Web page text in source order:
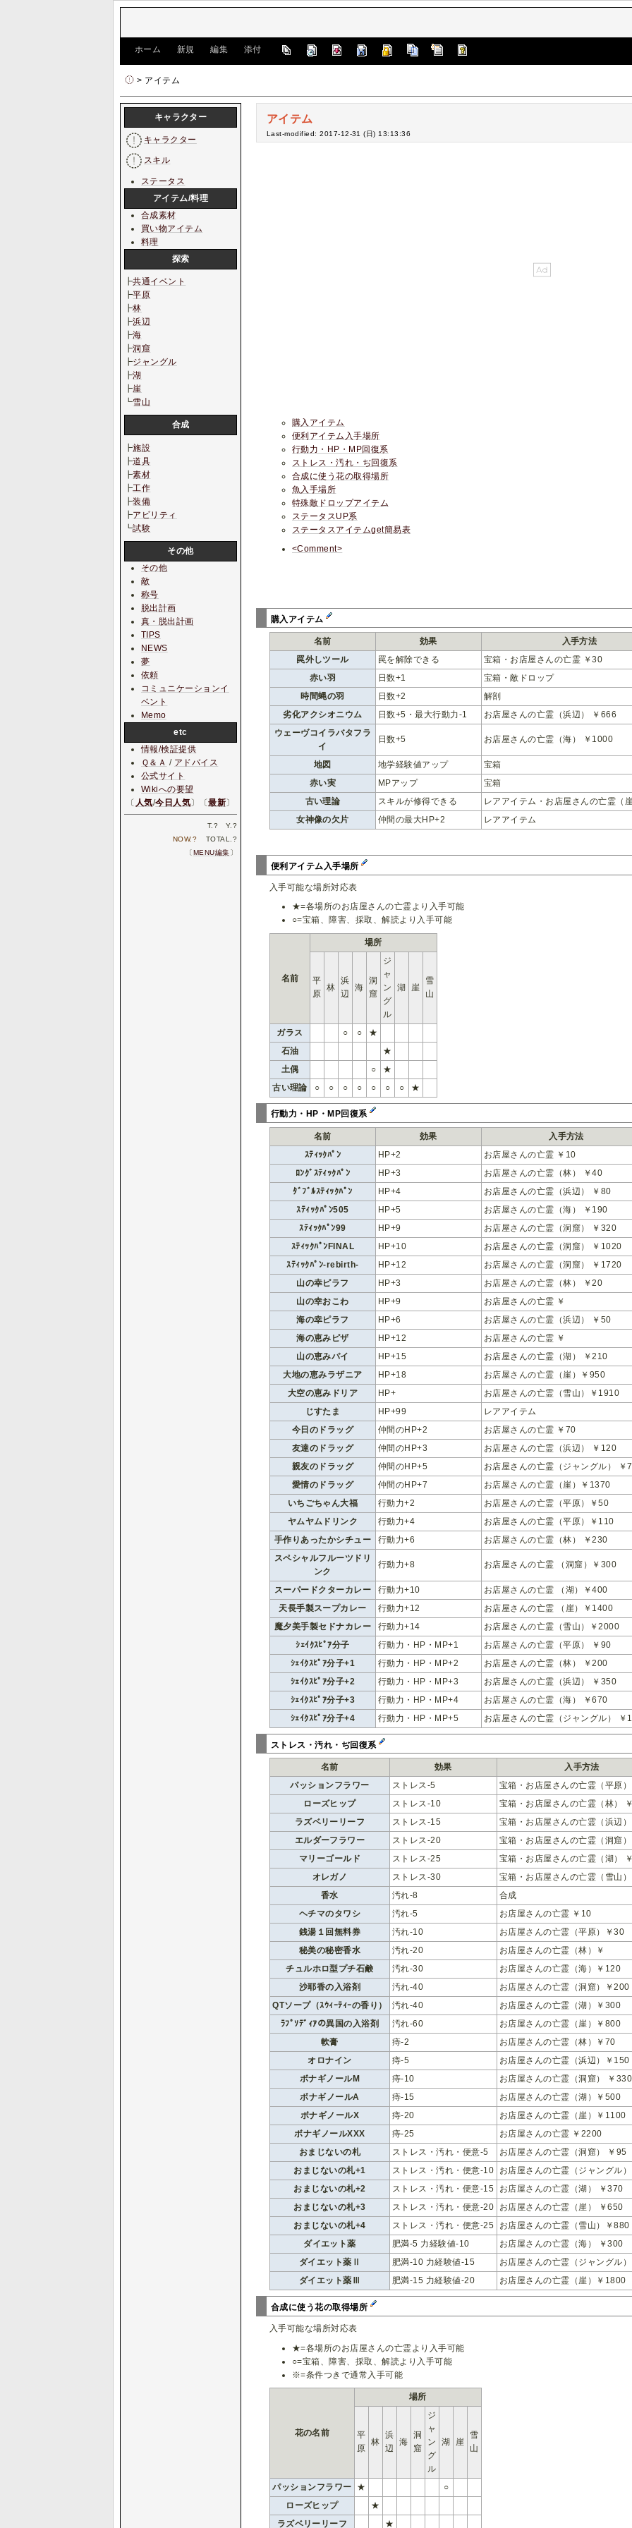
ホーム 新規 編集 添付
> アイテム
アイテム
Last-modified: 2017-12-31 (日) 13:13:36
購入アイテム
便利アイテム入手場所
行動力・HP・MP回復系
ストレス・汚れ・ぢ回復系
合成に使う花の取得場所
魚入手場所
特殊敵ドロップアイテム
ステータスUP系
ステータスアイテムget簡易表
<Comment>
購入アイテム
名前 効果
入手方法
罠外しツール
罠を解除できる
宝箱・お店屋さんの亡霊 ￥30
赤い羽
日数+1
宝箱・敵ドロップ
時間蝿の羽
日数+2
解剖
劣化アクシオニウム
日数+5・最大行動力-1
お店屋さんの亡霊（浜辺） ￥666
ウェーヴコイラバタフラ
イ
日数+5 お店屋さんの亡霊（海） ￥1000
地図 地学経験値アップ
宝箱
赤い実
MPアップ
宝箱
古い理論
スキルが修得できる
レアアイテム・お店屋さんの亡霊（
女神像の欠片
仲間の最大HP+2 レアアイテム
便利アイテム入手場所
入手可能な場所対応表
★=各場所のお店屋さんの亡霊より入手可能
○=宝箱、障害、採取、解読より入手可能
名前
場所
平
原
林
浜
辺
海
洞
窟
ジ
ャ
ン
グ
ル
湖 崖
雪
山
ガラス ○ ○
★
石油
★
土偶
○
★
古い理論
○ ○ ○ ○ ○ ○ ○ ★
行動力・HP・MP回復系
名前 効果
入手方法
ｽﾃｨｯｸﾊﾟﾝ
HP+2
お店屋さんの亡霊 ￥10
ﾛﾝｸﾞｽﾃｨｯｸﾊﾟﾝ
HP+3
お店屋さんの亡霊（林） ￥40
ﾀﾞﾌﾞﾙｽﾃｨｯｸﾊﾟﾝ
HP+4
お店屋さんの亡霊（浜辺） ￥80
ｽﾃｨｯｸﾊﾟﾝ505
HP+5
お店屋さんの亡霊（海） ￥190
ｽﾃｨｯｸﾊﾟﾝ99
HP+9
お店屋さんの亡霊（洞窟） ￥320
ｽﾃｨｯｸﾊﾟﾝFINAL
HP+10
お店屋さんの亡霊（洞窟） ￥1020
ｽﾃｨｯｸﾊﾟﾝ-rebirth-
HP+12
お店屋さんの亡霊（洞窟） ￥1720
山の幸ピラフ
HP+3
お店屋さんの亡霊（林） ￥20
山の幸おこわ
HP+9
お店屋さんの亡霊 ￥
海の幸ピラフ
HP+6
お店屋さんの亡霊（浜辺） ￥50
海の恵みピザ
HP+12
お店屋さんの亡霊 ￥
山の恵みパイ
HP+15
お店屋さんの亡霊（湖） ￥210
大地の恵みラザニア
HP+18
お店屋さんの亡霊（崖）￥950
大空の恵みドリア
HP+
お店屋さんの亡霊（雪山）￥1910
じすたま
HP+99
レアアイテム
今日のドラッグ
仲間のHP+2
お店屋さんの亡霊 ￥70
友達のドラッグ
仲間のHP+3
お店屋さんの亡霊（浜辺） ￥120
親友のドラッグ
仲間のHP+5
お店屋さんの亡霊（ジャングル） ￥
愛情のドラッグ
仲間のHP+7
お店屋さんの亡霊（崖）￥1370
いちごちゃん大福
行動力+2
お店屋さんの亡霊（平原）￥50
ヤムヤムドリンク
行動力+4
お店屋さんの亡霊（平原）￥110
手作りあったかシチュー
行動力+6
お店屋さんの亡霊（林） ￥230
スペシャルフルーツドリ
ンク
行動力+8 お店屋さんの亡霊 （洞窟）￥300
スーパードクターカレー 行動力+10
お店屋さんの亡霊 （湖）￥400
天長手製スープカレー
行動力+12
お店屋さんの亡霊 （崖）￥1400
魔夕美手製セドナカレー
行動力+14
お店屋さんの亡霊（雪山）￥2000
ｼｪｲｸｽﾋﾟｱ分子
行動力・HP・MP+1
お店屋さんの亡霊（平原） ￥90
ｼｪｲｸｽﾋﾟｱ分子+1
行動力・HP・MP+2
お店屋さんの亡霊（林） ￥200
ｼｪｲｸｽﾋﾟｱ分子+2
行動力・HP・MP+3
お店屋さんの亡霊（浜辺） ￥350
ｼｪｲｸｽﾋﾟｱ分子+3
行動力・HP・MP+4
お店屋さんの亡霊（海） ￥670
ｼｪｲｸｽﾋﾟｱ分子+4
行動力・HP・MP+5 お店屋さんの亡霊（ジャングル） ￥
ストレス・汚れ・ぢ回復系
名前 効果
入手方法
パッションフラワー
ストレス-5
宝箱・お店屋さんの亡霊（平原
ローズヒップ
ストレス-10
宝箱・お店屋さんの亡霊（林）
ラズベリーリーフ
ストレス-15
宝箱・お店屋さんの亡霊（浜辺
エルダーフラワー
ストレス-20
宝箱・お店屋さんの亡霊（洞窟
マリーゴールド
ストレス-25
宝箱・お店屋さんの亡霊（湖）
オレガノ
ストレス-30
宝箱・お店屋さんの亡霊（雪山
香水
汚れ-8
合成
ヘチマのタワシ
汚れ-5
お店屋さんの亡霊 ￥10
銭湯１回無料券
汚れ-10
お店屋さんの亡霊（平原）￥30
秘美の秘密香水
汚れ-20
お店屋さんの亡霊（林）￥
チュルホロ型プチ石鹸
汚れ-30
お店屋さんの亡霊（海）￥120
沙耶香の入浴剤
汚れ-40
お店屋さんの亡霊（洞窟）￥200
QTソープ（ｽｳｨｰﾃｨｰの香り）
汚れ-40
お店屋さんの亡霊（湖）￥300
ﾗﾌﾟｿﾃﾞｨｱの異国の入浴剤
汚れ-60
お店屋さんの亡霊（崖）￥800
軟膏
痔-2
お店屋さんの亡霊（林）￥70
オロナイン
痔-5
お店屋さんの亡霊（浜辺）￥150
ボナギノールM
痔-10
お店屋さんの亡霊（洞窟） ￥330
ボナギノールA
痔-15
お店屋さんの亡霊（湖）￥500
ボナギノールX
痔-20
お店屋さんの亡霊（崖）￥1100
ボナギノールXXX
痔-25
お店屋さんの亡霊 ￥2200
おまじないの札
ストレス・汚れ・便意-5
お店屋さんの亡霊（洞窟） ￥95
おまじないの札+1
ストレス・汚れ・便意-10
お店屋さんの亡霊（ジャングル
おまじないの札+2
ストレス・汚れ・便意-15
お店屋さんの亡霊（湖） ￥370
おまじないの札+3
ストレス・汚れ・便意-20
お店屋さんの亡霊（崖） ￥650
おまじないの札+4
ストレス・汚れ・便意-25
お店屋さんの亡霊（雪山）￥880
ダイエット薬
肥満-5 力経験値-10
お店屋さんの亡霊（海） ￥300
ダイエット薬Ⅱ
肥満-10 力経験値-15
お店屋さんの亡霊（ジャングル
ダイエット薬Ⅲ
肥満-15 力経験値-20 お店屋さんの亡霊（崖）￥1800
合成に使う花の取得場所
入手可能な場所対応表
★=各場所のお店屋さんの亡霊より入手可能
○=宝箱、障害、採取、解読より入手可能
※=条件つきで通常入手可能
花の名前
場所
平
原
林
浜
辺
海
洞
窟
ジ
ャ
ン
グ
ル
湖 崖
雪
山
パッションフラワー ★
○
ローズヒップ
★
ラズベリーリーフ
★
キャラクター
キャラクター
スキル
ステータス
アイテム/料理
合成素材
買い物アイテム
料理
探索
┣共通イベント
┣平原
┣林
┣浜辺
┣海
┣洞窟
┣ジャングル
┣湖
┣崖
┗雪山
合成
┣施設
┣道具
┣素材
┣工作
┣装備
┣アビリティ
┗試験
その他
その他
敵
称号
脱出計画
真・脱出計画
TIPS
NEWS
夢
依頼
コミュニケーションイ
ベント
Memo
etc
情報/検証提供
Ｑ＆Ａ / アドバイス
公式サイト
Wikiへの要望
〔 人気/今日人気〕〔最新〕
T. ? Y. ?
NOW.? TOTAL. ?
〔MENU編集〕